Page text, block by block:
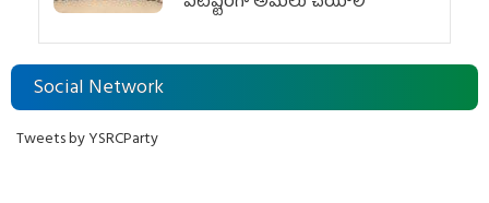
Social Network
Tweets by YSRCParty